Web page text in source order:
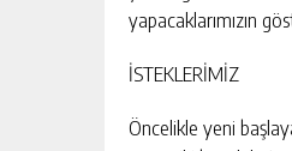
yapacaklarımızın
İSTEKLERİMİZ
Öncelikle yeni